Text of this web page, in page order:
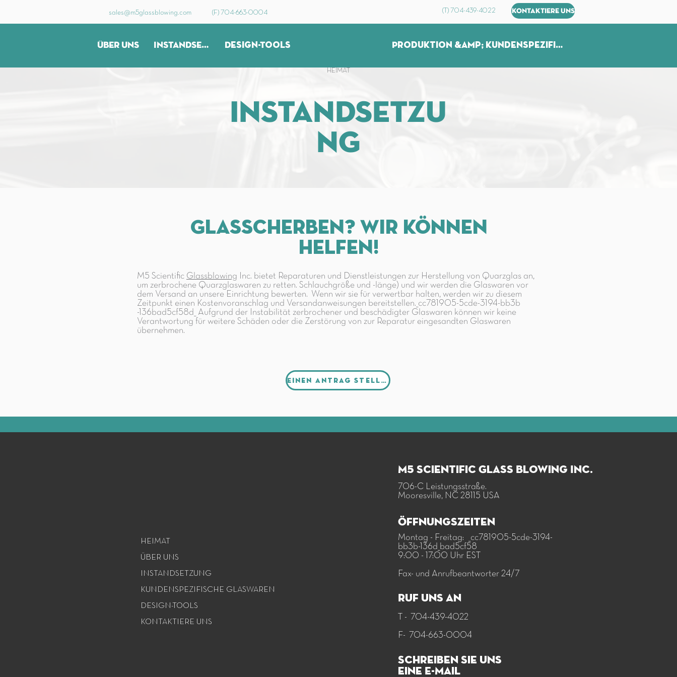
sales@m5glassblowing.com (F) 704-663-0004 (T) 704-439-4022 KONTAKTIERE UNS
ÜBER UNS INSTANDSETZUNG Design-Tools Produktion &amp; kundenspezifische Glaswaren
HEIMAT
INSTANDSETZU
NG
Glasscherben? Wir können
helfen!
M5 Scientific Glassblowing Inc. bietet Reparaturen und Dienstleistungen zur Herstellung von Quarzglas an,
um zerbrochene Quarzglaswaren zu retten. Schlauchgröße und -länge) und wir werden die Glaswaren vor
dem Versand an unsere Einrichtung bewerten. Wenn wir sie für verwertbar halten, werden wir zu diesem
Zeitpunkt einen Kostenvoranschlag und Versandanweisungen bereitstellen._cc781905-5cde-3194-bb3b
-136bad5cf58d_ Aufgrund der Instabilität zerbrochener und beschädigter Glaswaren können wir keine
Verantwortung für weitere Schäden oder die Zerstörung von zur Reparatur eingesandten Glaswaren
übernehmen.​
Einen Antrag stellen
HEIMAT
ÜBER UNS
INSTANDSETZUNG
KUNDENSPEZIFISCHE GLASWAREN
DESIGN-TOOLS
KONTAKTIERE UNS
M5 Scientific Glass Blowing Inc.
706-C Leistungsstraße.
Mooresville, NC 28115 USA​
Öffnungszeiten
Montag - Freitag: _cc781905-5cde-3194-
bb3b-136d_bad5cf58
9:00 - 17:00 Uhr EST
Fax- und Anrufbeantworter 24/7​
Ruf uns an
T - 704-439-4022
F- 704-663-0004
Schreiben Sie uns
eine E-Mail